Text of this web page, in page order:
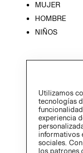
MUJER
HOMBRE
NIÑOS
Utilizamos
tecnologías
experiencia
informativos
sociales.
los patrones